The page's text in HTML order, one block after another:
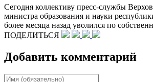
Сегодня коллективу пресс-службы
министра образования и науки
более месяца назад уволился по
ПОДЕЛИТЬСЯ
Добавить комментарий